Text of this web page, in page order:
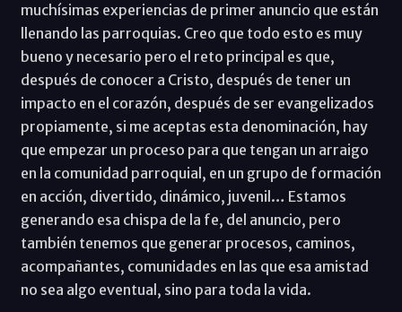
muchísimas experiencias de primer anuncio que están
llenando las parroquias. Creo que todo esto es muy
bueno y necesario pero el reto principal es que,
después de conocer a Cristo, después de tener un
impacto en el corazón, después de ser evangelizados
propiamente, si me aceptas esta denominación, hay
que empezar un proceso para que tengan un arraigo
en la comunidad parroquial, en un grupo de formación
en acción, divertido, dinámico, juvenil… Estamos
generando esa chispa de la fe, del anuncio, pero
también tenemos que generar procesos, caminos,
acompañantes, comunidades en las que esa amistad
no sea algo eventual, sino para toda la vida.